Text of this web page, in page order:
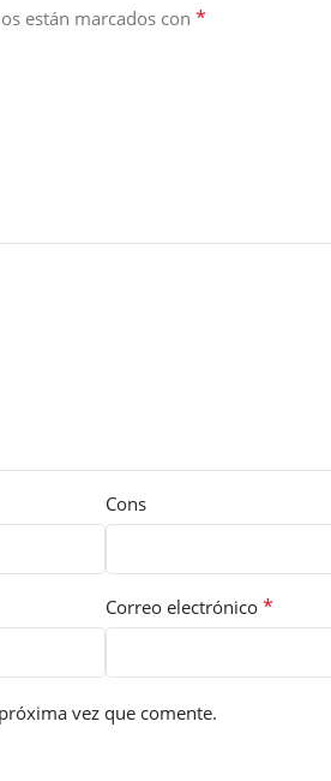
están marcados con *
Cons
Correo electrónico *
vez que comente.